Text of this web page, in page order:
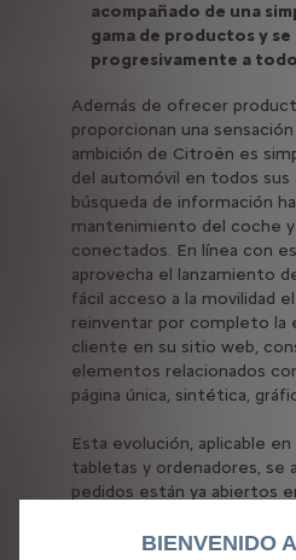
acompañado de una
gama de productos y
progresivamente a
Además de ofrecer
proporcionan una
ambición de Citroën es
del automóvil en todos sus
búsqueda de información
mantenimiento del coche
conectados. En línea con
aprovecha el lanzamiento
fácil acceso a la movilidad
reinventar por completo la
cliente en su sitio web,
elementos relacionados
página única, sintética,
Esta evolución, aplicable
tabletas y ordenadores, se
pedidos están ya abiertos
progresivamente en otros
BIENVENIDO